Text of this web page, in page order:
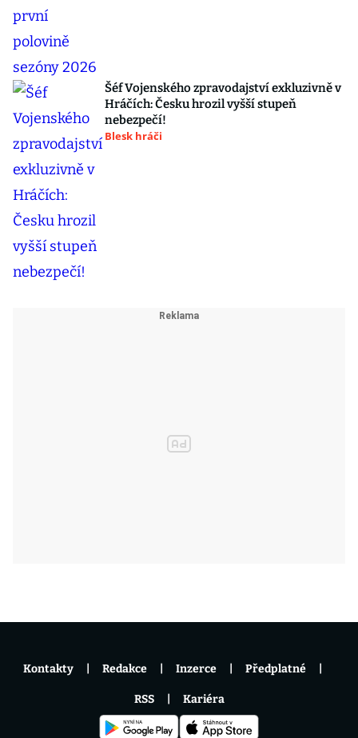
Šéf Vojenského zpravodajství exkluzivně v
Hráčích: Česku hrozil vyšší stupeň
nebezpečí!
Blesk hráči
Kontakty Redakce Inzerce Předplatné
RSS Kariéra